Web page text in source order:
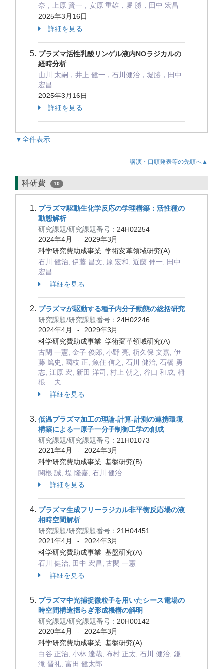
奈，上原 賢一，安原 重雄，堀 勝，田中 宏昌
2025年3月16日
詳細を見る
プラズマ活性乳酸リンゲル液内NOラジカルの
経時分析
山川 太嗣，井上 健一，石川健治，堀勝，田中
宏昌
2025年3月16日
詳細を見る
▼全件表示
講演・口頭発表等の先頭へ▲
科研費 10
プラズマ駆動生化学反応の学理構築：活性種の
動態解析
研究課題/研究課題番号： 24H02254
2024年4月
-
2029年3月
科学研究費助成事業 学術変革領域研究(A)
石川 健治, 伊藤 昌文, 原 宏和, 近藤 伸一, 田中
宏昌
詳細を見る
プラズマが駆動する種子内分子動態の総括研究
研究課題/研究課題番号： 24H02246
2024年4月
-
2029年3月
科学研究費助成事業 学術変革領域研究(A)
古閑 一憲, 金子 俊郎, 小野 亮, 杤久保 文嘉, 伊
藤 篤史, 國枝 正, 魚住 信之, 石川 健治, 石橋 勇
志, 江原 宏, 新田 洋司, 村上 朝之, 谷口 和成, 栂
根 一夫
詳細を見る
低温プラズマ加工の理論-計算-計測の連携環境
構築による一原子一分子制御工学の創成
研究課題/研究課題番号： 21H01073
2021年4月
-
2024年3月
科学研究費助成事業 基盤研究(B)
関根 誠, 堤 隆嘉, 石川 健治
詳細を見る
プラズマ生成フリーラジカル非平衡反応場の液
相時空間解析
研究課題/研究課題番号： 21H04451
2021年4月
-
2024年3月
科学研究費助成事業 基盤研究(A)
石川 健治, 田中 宏昌, 古閑 一憲
詳細を見る
プラズマ中光捕捉微粒子を用いたシース電場の
時空間構造揺らぎ形成機構の解明
研究課題/研究課題番号： 20H00142
2020年4月
-
2024年3月
科学研究費助成事業 基盤研究(A)
白谷 正治, 小林 達哉, 布村 正太, 石川 健治, 鎌
滝 晋礼, 富田 健太郎